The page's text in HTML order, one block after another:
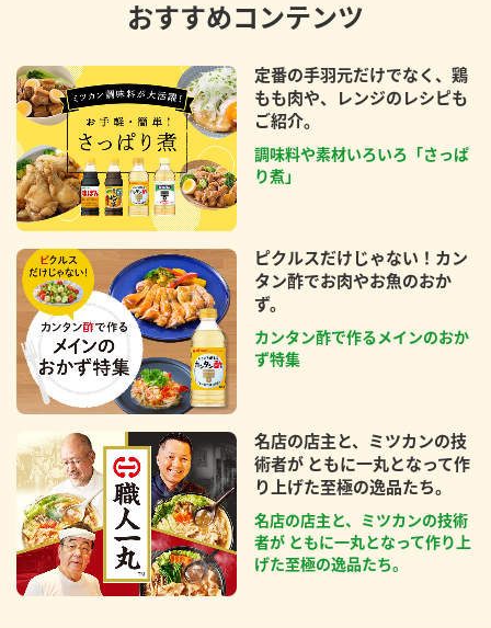
おすすめコンテンツ
定番の手羽元だけでなく、鶏
もも肉や、レンジのレシピも
ご紹介。
調味料や素材いろいろ「さっぱ
り煮」
ピクルスだけじゃない！カン
タン酢でお肉やお魚のおか
ず。
カンタン酢で作るメインのおか
ず特集
名店の店主と、ミツカンの技
術者が ともに一丸となって作
り上げた至極の逸品たち。
名店の店主と、ミツカンの技術
者が ともに一丸となって作り上
げた至極の逸品たち。